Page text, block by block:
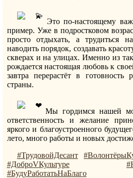
Это по-настоящему
пример. Уже в подростковом
просто отдыхать, а трудиться
наводить порядок, создавать
скверах и на улицах. Именно из
рождается настоящая любовь к
завтра перерастёт в готовность
страны.
Мы гордимся нашей
ответственность и желание
яркого и благоустроенного
лето, много работы и новых
#ТрудовойДесант
#ДоброVКультуре
#БудуРаботатьНаБлаго